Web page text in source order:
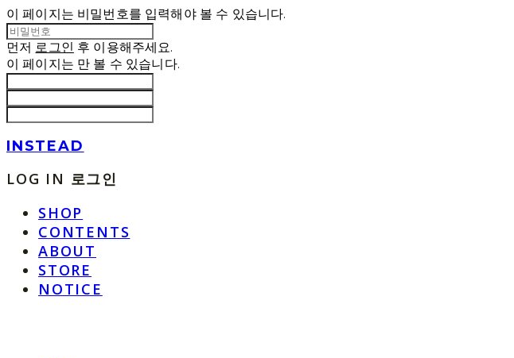
이 페이지는 비밀번호를 입력해야 볼 수 있습니다.
먼저 로그인 후 이용해주세요.
이 페이지는 만 볼 수 있습니다.
INSTEAD
LOG IN 로그인
SHOP
CONTENTS
ABOUT
STORE
NOTICE